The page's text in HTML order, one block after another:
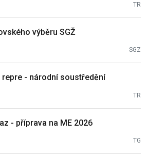
TR
výběru SGŽ
SGZ
repre - národní soustředění
TR
- příprava na ME 2026
TG